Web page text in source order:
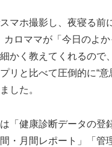
マホ撮影し、夜寝る前
カロママが「今日のよ
かく教えてくれるので
リと比べて圧倒的に“意
した。
「健康診断データの登
間・月間レポート」「管